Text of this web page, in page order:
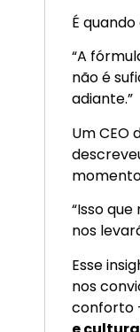
É
“A
não é
adiante.”
Um CEO
“Isso
nos
Esse
nos
conforto